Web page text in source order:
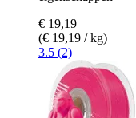
€ 19,19
(€ 19,19 / kg)
3.5 (2)